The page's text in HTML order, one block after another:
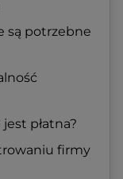
są potrzebne
płatna?
firmy